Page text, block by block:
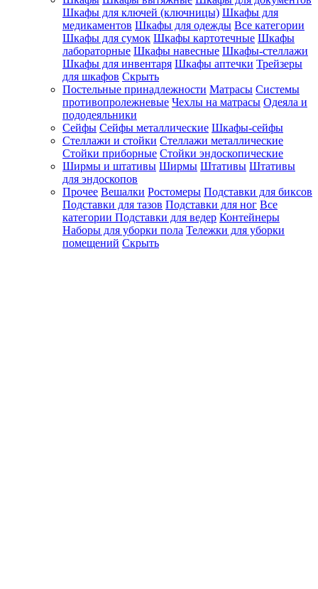
Шкафы для ключей (ключницы) Шкафы для
медикаментов Шкафы для одежды Все категории
Шкафы для сумок Шкафы картотечные Шкафы
лабораторные Шкафы навесные Шкафы-стеллажи
Шкафы для инвентаря Шкафы аптечки Трейзеры
для шкафов Скрыть
Постельные принадлежности Матрасы Системы
противопролежневые Чехлы на матрасы Одеяла и
пододеяльники
Сейфы Сейфы металлические Шкафы-сейфы
Стеллажи и стойки Стеллажи металлические
Стойки приборные Стойки эндоскопические
Ширмы и штативы Ширмы Штативы Штативы
для эндоскопов
Прочее Вешалки Ростомеры Подставки для биксов
Подставки для тазов Подставки для ног Все
категории Подставки для ведер Контейнеры
Наборы для уборки пола Тележки для уборки
помещений Скрыть